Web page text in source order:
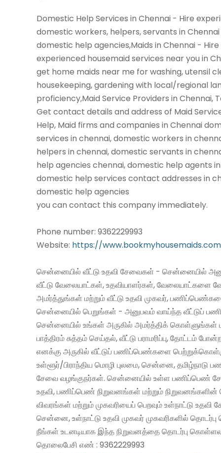
Domestic Help Services in Chennai - Hire
domestic workers, helpers, servants in
domestic help agencies,Maids in Chennai - Hire
experienced housemaid services near you in
get home maids near me for washing, utensil
housekeeping, gardening with local/regional
proficiency,Maid Service Providers in Chennai,
Get contact details and address of Maid
Help, Maid firms and companies in Chennai
services in chennai, domestic workers in
helpers in chennai, domestic servants in
help agencies chennai, domestic help agents
domestic help services contact addresses in
domestic help agencies
you can contact this company immediately.
Phone number: 9362229993
Website: https://
சென்னையில் வீட்டு உதவி சேவைகள் - சென்னையில்
வீட்டு வேலையாட்கள், உதவியாளர்கள், வேலையாட்களை
அமர்த்துங்கள் மற்றும் வீட்டு உதவி முகவர்,
சென்னையில் பெறுங்கள் - அனுபவம் வாய்ந்த வீட்டுப்
சென்னையில் உங்கள் அருகில் அமர்த்திக் கொள்ளுங்கள்
பாத்திரம் சுத்தம் செய்தல், வீட்டு பராமரிப்பு, தோட்டம்
எனக்கு அருகில் வீட்டுப் பணிப்பெண்களை
உள்ளூர்/பிராந்திய மொழி புலமை, சென்னை, தமிழ்நாடு
சேவை வழங்குநர்கள். சென்னையில் உள்ள பணிப்பெண்
உதவி, பணிப்பெண் நிறுவனங்கள் மற்றும் நிறுவனங்களின்
விவரங்கள் மற்றும் முகவரியைப் பெறவும் உள்நாட்டு உதவி
சென்னை, உள்நாட்டு உதவி முகவர் முகவரிகளில்
நீங்கள் உடனடியாக இந்த நிறுவனத்தை தொடர்பு
தொலைபேசி எண் : 9362229993